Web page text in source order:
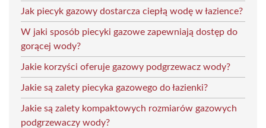
Jak piecyk gazowy dostarcza ciepłą wodę w łazience?
W jaki sposób piecyki gazowe zapewniają dostęp do
gorącej wody?
Jakie korzyści oferuje gazowy podgrzewacz wody?
Jakie są zalety piecyka gazowego do łazienki?
Jakie są zalety kompaktowych rozmiarów gazowych
podgrzewaczy wody?